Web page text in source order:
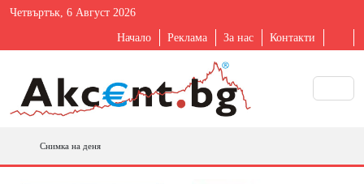
Четвъртък, 6 Август 2026
Начало Реклама За нас Контакти
Снимка на деня